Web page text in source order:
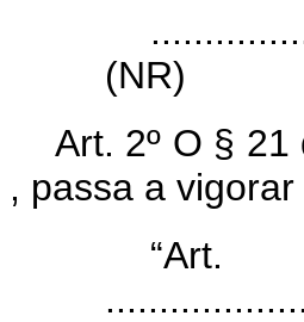
(NR)
Art. 2º O § 21
, passa a